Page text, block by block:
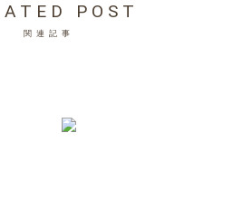
POST
関連記事